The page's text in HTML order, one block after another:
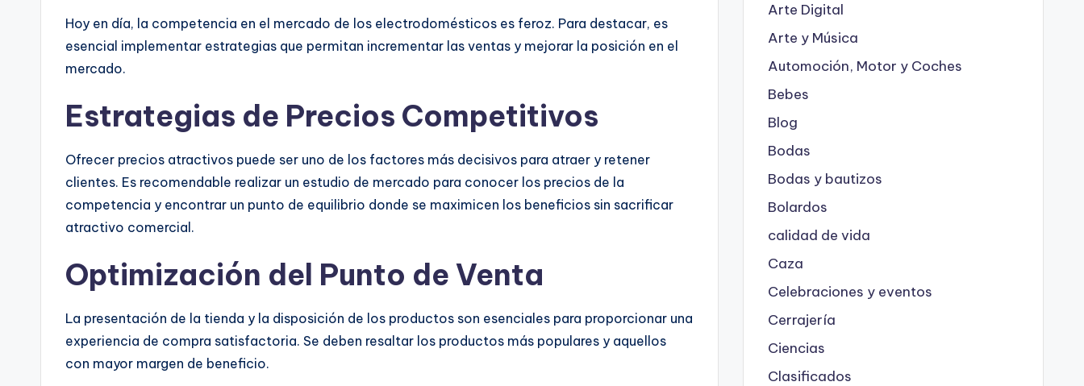
Hoy en día, la competencia en el mercado de los electrodomésticos es feroz. Para destacar, es
esencial implementar estrategias que permitan incrementar las ventas y mejorar la posición en el
mercado.
Estrategias de Precios Competitivos
Ofrecer precios atractivos puede ser uno de los factores más decisivos para atraer y retener
clientes. Es recomendable realizar un estudio de mercado para conocer los precios de la
competencia y encontrar un punto de equilibrio donde se maximicen los beneficios sin sacrificar
atractivo comercial.
Optimización del Punto de Venta
La presentación de la tienda y la disposición de los productos son esenciales para proporcionar una
experiencia de compra satisfactoria. Se deben resaltar los productos más populares y aquellos
con mayor margen de beneficio.
Arte Digital
Arte y Música
Automoción, Motor y Coches
Bebes
Blog
Bodas
Bodas y bautizos
Bolardos
calidad de vida
Caza
Celebraciones y eventos
Cerrajería
Ciencias
Clasificados